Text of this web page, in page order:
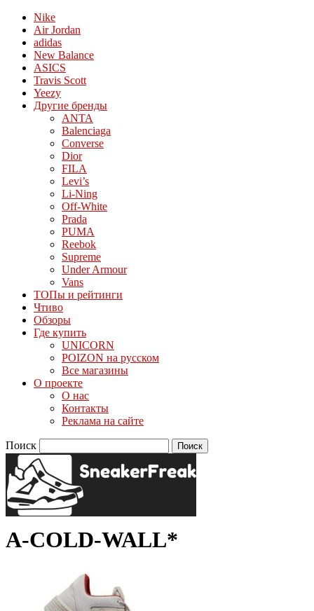
Nike
Air Jordan
adidas
New Balance
ASICS
Travis Scott
Yeezy
Другие бренды
ANTA
Balenciaga
Converse
Dior
FILA
Levi’s
Li-Ning
Off-White
Prada
PUMA
Reebok
Supreme
Under Armour
Vans
ТОПы и рейтинги
Чтиво
Обзоры
Где купить
UNICORN
POIZON на русском
Все магазины
О проекте
О нас
Контакты
Реклама на сайте
Поиск
A-COLD-WALL*